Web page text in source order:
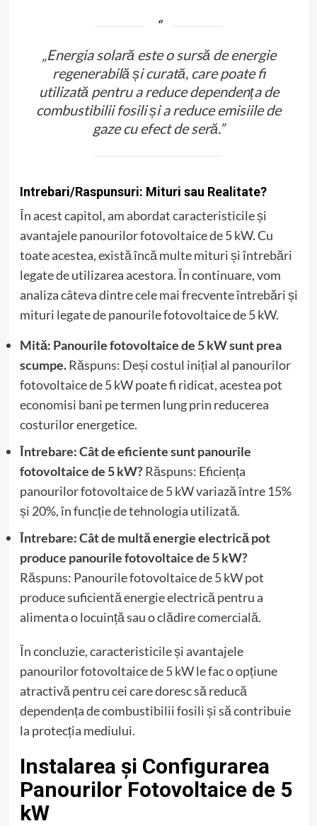
„Energia solară este o sursă de energie
regenerabilă și curată, care poate fi
utilizată pentru a reduce dependența de
combustibilii fosili și a reduce emisiile de
gaze cu efect de seră.”
Intrebari/Raspunsuri: Mituri sau Realitate?
În acest capitol, am abordat caracteristicile și
avantajele panourilor fotovoltaice de 5 kW. Cu
toate acestea, există încă multe mituri și întrebări
legate de utilizarea acestora. În continuare, vom
analiza câteva dintre cele mai frecvente întrebări și
mituri legate de panourile fotovoltaice de 5 kW.
Mită: Panourile fotovoltaice de 5 kW sunt prea
scumpe.Răspuns: Deși costul inițial al panourilor
fotovoltaice de 5 kW poate fi ridicat, acestea pot
economisi bani pe termen lung prin reducerea
costurilor energetice.
Întrebare: Cât de eficiente sunt panourile
fotovoltaice de 5 kW?Răspuns: Eficiența
panourilor fotovoltaice de 5 kW variază între 15%
și 20%, în funcție de tehnologia utilizată.
Întrebare: Cât de multă energie electrică pot
produce panourile fotovoltaice de 5 kW?
Răspuns: Panourile fotovoltaice de 5 kW pot
produce suficientă energie electrică pentru a
alimenta o locuință sau o clădire comercială.
În concluzie, caracteristicile și avantajele
panourilor fotovoltaice de 5 kW le fac o opțiune
atractivă pentru cei care doresc să reducă
dependența de combustibilii fosili și să contribuie
la protecția mediului.
Instalarea și Configurarea
Panourilor Fotovoltaice de 5
kW